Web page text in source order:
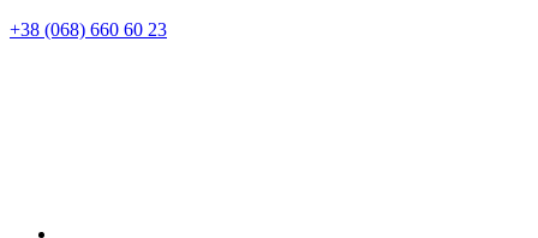
+38 (068) 660 60 23